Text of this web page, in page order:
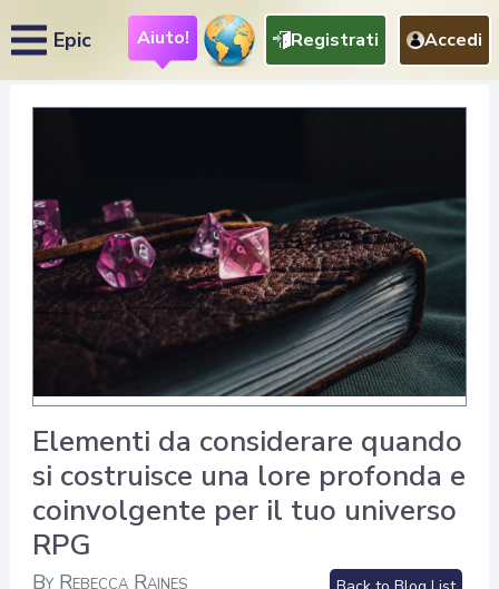
Epic Aiuto! Registrati Accedi
Elementi da considerare quando
si costruisce una lore profonda e
coinvolgente per il tuo universo
RPG
By Rebecca Raines